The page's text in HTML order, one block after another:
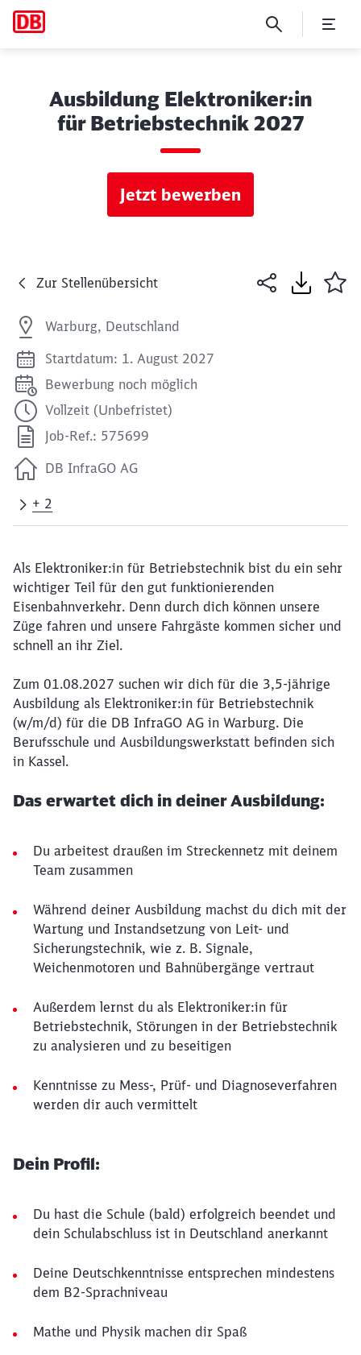
Ausbildung Elektroniker:in
für Betriebstechnik 2027
Jetzt bewerben
Zur Stellenübersicht
Warburg, Deutschland
Startdatum: 1. August 2027
Bewerbung noch möglich
Vollzeit (Unbefristet)
Job-Ref.: 575699
DB InfraGO AG
+ 2
Als Elektroniker:in für Betriebstechnik bist du ein sehr
wichtiger Teil für den gut funktionierenden
Eisenbahnverkehr. Denn durch dich können unsere
Züge fahren und unsere Fahrgäste kommen sicher und
schnell an ihr Ziel.
Zum 01.08.2027 suchen wir dich für die 3,5-jährige
Ausbildung als Elektroniker:in für Betriebstechnik
(w/m/d) für die DB InfraGO AG in Warburg. Die
Berufsschule und Ausbildungswerkstatt befinden sich
in Kassel.
Das erwartet dich in deiner Ausbildung:
Du arbeitest draußen im Streckennetz mit deinem
Team zusammen
Während deiner Ausbildung machst du dich mit der
Wartung und Instandsetzung von Leit- und
Sicherungstechnik, wie z. B. Signale,
Weichenmotoren und Bahnübergänge vertraut
Außerdem lernst du als Elektroniker:in für
Betriebstechnik, Störungen in der Betriebstechnik
zu analysieren und zu beseitigen
Kenntnisse zu Mess-, Prüf- und Diagnoseverfahren
werden dir auch vermittelt
Dein Profil:
Du hast die Schule (bald) erfolgreich beendet und
dein Schulabschluss ist in Deutschland anerkannt
Deine Deutschkenntnisse entsprechen mindestens
dem B2-Sprachniveau
Mathe und Physik machen dir Spaß